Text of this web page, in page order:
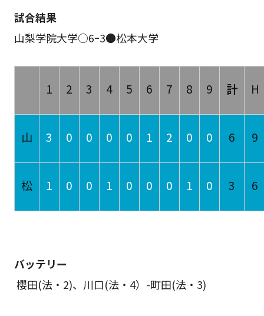
試合結果
山梨学院大学○6ｰ3●松本大学
1 2 3 4 5 6 7 8 9 計 H
山 3 0 0 0 0 1 2 0 0 6 9
松 1 0 0 1 0 0 0 1 0 3 6
バッテリー
櫻田(法・2)、川口(法・4）-町田(法・3)